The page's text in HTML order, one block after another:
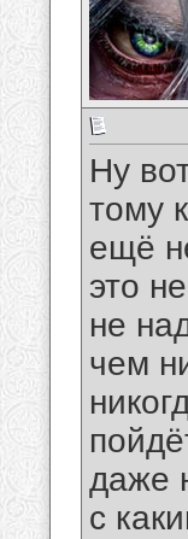
Ну
тому
ещё
это
не
чем
даже
с